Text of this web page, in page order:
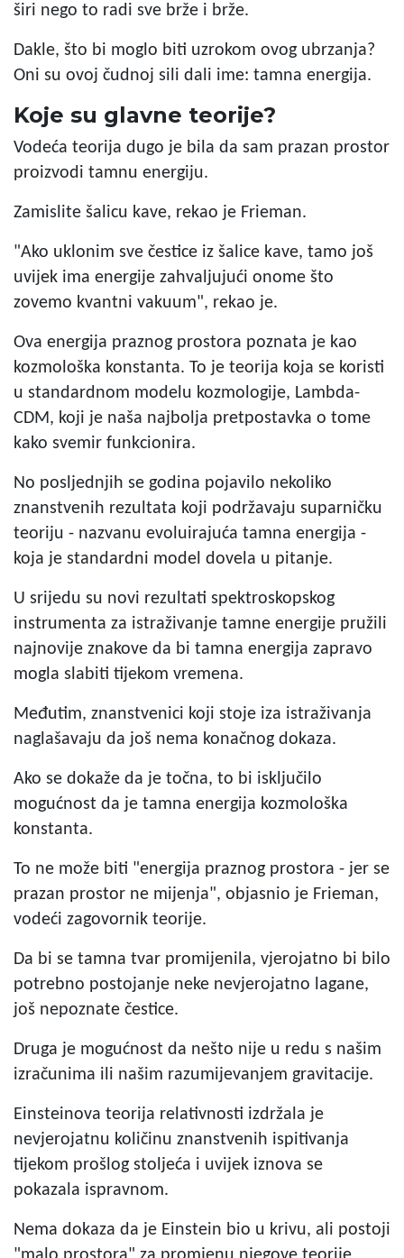
širi nego to radi sve brže i brže.
Dakle, što bi moglo biti uzrokom ovog ubrzanja?
Oni su ovoj čudnoj sili dali ime: tamna energija.
Koje su glavne teorije?
Vodeća teorija dugo je bila da sam prazan prostor
proizvodi tamnu energiju.
Zamislite šalicu kave, rekao je Frieman.
"Ako uklonim sve čestice iz šalice kave, tamo još
uvijek ima energije zahvaljujući onome što
zovemo kvantni vakuum", rekao je.
Ova energija praznog prostora poznata je kao
kozmološka konstanta. To je teorija koja se koristi
u standardnom modelu kozmologije, Lambda-
CDM, koji je naša najbolja pretpostavka o tome
kako svemir funkcionira.
No posljednjih se godina pojavilo nekoliko
znanstvenih rezultata koji podržavaju suparničku
teoriju - nazvanu evoluirajuća tamna energija -
koja je standardni model dovela u pitanje.
U srijedu su novi rezultati spektroskopskog
instrumenta za istraživanje tamne energije pružili
najnovije znakove da bi tamna energija zapravo
mogla slabiti tijekom vremena.
Međutim, znanstvenici koji stoje iza istraživanja
naglašavaju da još nema konačnog dokaza.
Ako se dokaže da je točna, to bi isključilo
mogućnost da je tamna energija kozmološka
konstanta.
To ne može biti "energija praznog prostora - jer se
prazan prostor ne mijenja", objasnio je Frieman,
vodeći zagovornik teorije.
Da bi se tamna tvar promijenila, vjerojatno bi bilo
potrebno postojanje neke nevjerojatno lagane,
još nepoznate čestice.
Druga je mogućnost da nešto nije u redu s našim
izračunima ili našim razumijevanjem gravitacije.
Einsteinova teorija relativnosti izdržala je
nevjerojatnu količinu znanstvenih ispitivanja
tijekom prošlog stoljeća i uvijek iznova se
pokazala ispravnom.
Nema dokaza da je Einstein bio u krivu, ali postoji